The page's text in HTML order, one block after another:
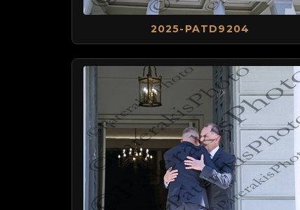
2025-PATD9204